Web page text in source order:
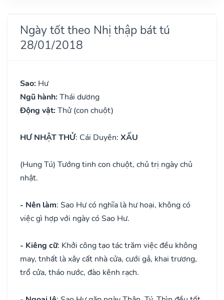
Ngày tốt theo Nhị thập bát tú
28/01/2018
Sao: Hư
Ngũ hành: Thái dương
Động vật: Thử (con chuột)
HƯ NHẬT THỬ: Cái Duyên: XẤU
(Hung Tú) Tướng tinh con chuột, chủ trị ngày chủ
nhật.
- Nên làm: Sao Hư có nghĩa là hư hoại, không có
việc gì hợp với ngày có Sao Hư.
- Kiêng cữ: Khởi công tạo tác trăm việc đều không
may, tnhất là xây cất nhà cửa, cưới gả, khai trương,
trổ cửa, tháo nước, đào kênh rạch.